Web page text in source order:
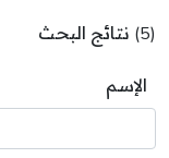
(5) نتائج البحث
الإسم